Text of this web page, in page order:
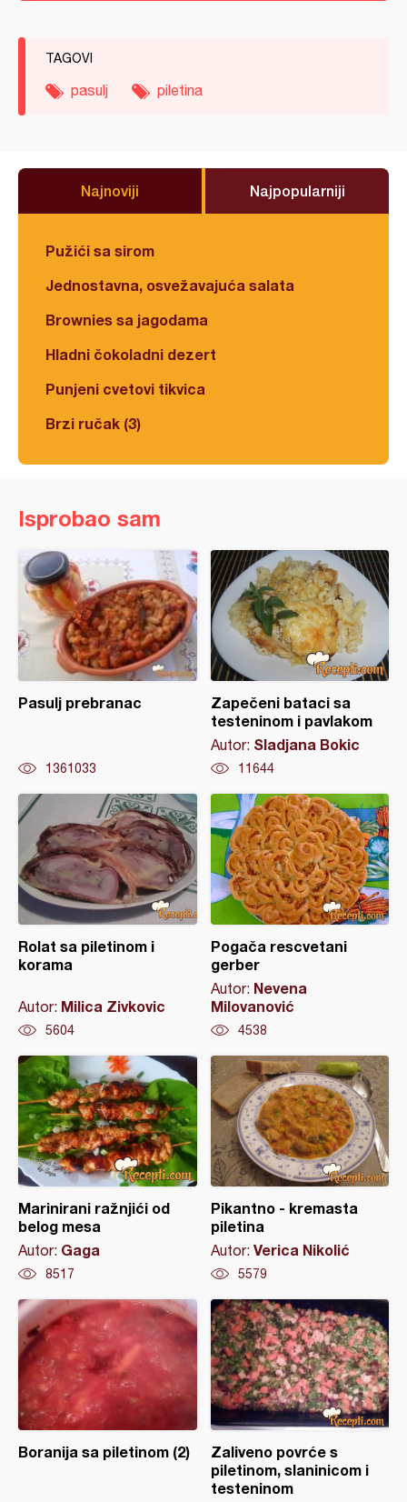
TAGOVI
pasulj piletina
Najnoviji Najpopularniji
Pužići sa sirom
Jednostavna, osvežavajuća salata
Brownies sa jagodama
Hladni čokoladni dezert
Punjeni cvetovi tikvica
Brzi ručak (3)
Isprobao sam
Pasulj prebranac
1361033
Zapečeni bataci sa
testeninom i pavlakom
Autor: Sladjana Bokic
11644
Rolat sa piletinom i
korama
Autor: Milica Zivkovic
5604
Pogača rescvetani
gerber
Autor: Nevena
Milovanović
4538
Marinirani ražnjići od
belog mesa
Autor: Gaga
8517
Pikantno - kremasta
piletina
Autor: Verica Nikolić
5579
Boranija sa piletinom (2)
Zaliveno povrće s
piletinom, slaninicom i
testeninom